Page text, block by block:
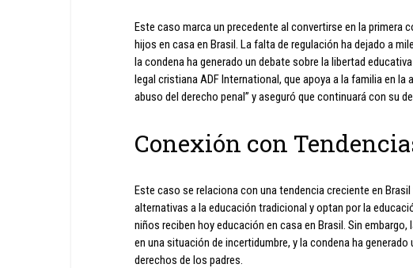
Este caso marca un precedente al convertirse en la primera
hijos en casa en Brasil. La falta de regulación ha dejado a
la condena ha generado un debate sobre la libertad
legal cristiana ADF International, que apoya a la familia en
abuso del derecho penal” y aseguró que continuará con su
Conexión con
Este caso se relaciona con una tendencia creciente en
alternativas a la educación tradicional y optan por la
niños reciben hoy educación en casa en Brasil. Sin
en una situación de incertidumbre, y la condena ha
derechos de los padres.